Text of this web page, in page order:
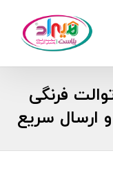
فرنگی
ارسال سریع